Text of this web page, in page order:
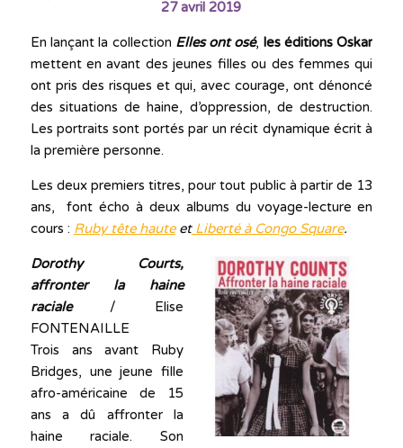
27 avril 2019
En lançant la collection Elles ont osé, les éditions Oskar
mettent en avant des jeunes filles ou des femmes qui
ont pris des risques et qui, avec courage, ont dénoncé
des situations de haine, d’oppression, de destruction.
Les portraits sont portés par un récit dynamique écrit à
la première personne.
Les deux premiers titres, pour tout public à partir de 13
ans, font écho à deux albums du voyage-lecture en
cours : Ruby tête hauteetLiberté à Congo Square.
Dorothy Courts,
affronter la haine
raciale/ Elise
FONTENAILLE
Trois ans avant Ruby
Bridges, une jeune fille
afro-américaine de 15
ans a dû affronter la
haine raciale. Son